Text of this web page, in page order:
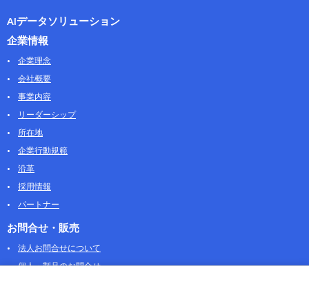
AIデータソリューション
企業情報
企業理念
会社概要
事業内容
リーダーシップ
所在地
企業行動規範
沿革
採用情報
パートナー
お問合せ・販売
法人お問合せについて
個人・製品のお問合せ